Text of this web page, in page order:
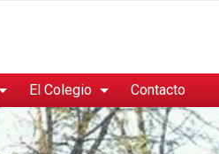
El Colegio Contacto